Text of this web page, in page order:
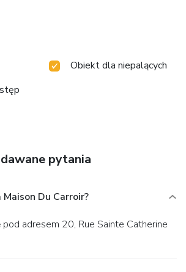
Obiekt dla niepalących
pytania
Du Carroir?